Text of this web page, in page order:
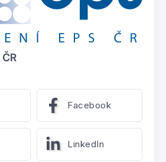
Facebook
LinkedIn